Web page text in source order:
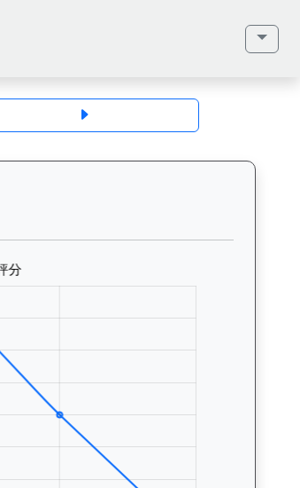
馬師、出生地、馬齡、毛色、
）— 評分走勢圖表：追蹤香港賽